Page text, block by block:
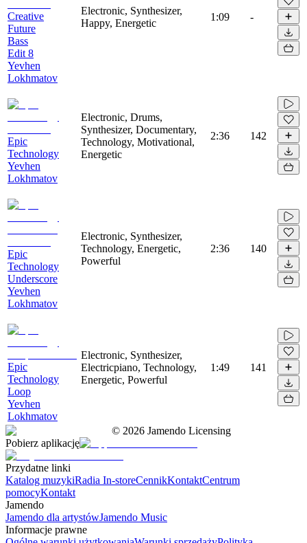
Creative
Future
Bass
Edit 8
Yevhen
Lokhmatov
Electronic, Synthesizer,
Happy, Energetic
1:09 -
Epic
Technology
Yevhen
Lokhmatov
Electronic, Drums,
Synthesizer, Documentary,
Technology, Motivational,
Energetic
2:36 142
Epic
Technology
Underscore
Yevhen
Lokhmatov
Electronic, Synthesizer,
Technology, Energetic,
Powerful
2:36 140
Epic
Technology
Loop
Yevhen
Lokhmatov
Electronic, Synthesizer,
Electricpiano, Technology,
Energetic, Powerful
1:49 141
© 2026 Jamendo Licensing
Pobierz aplikację
Przydatne linki
Katalog muzykiRadia In-storeCennikKontaktCentrum
pomocyKontakt
Jamendo
Jamendo dla artystówJamendo Music
Informacje prawne